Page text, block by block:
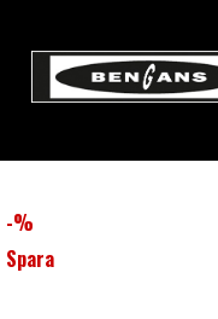
-%
Spara